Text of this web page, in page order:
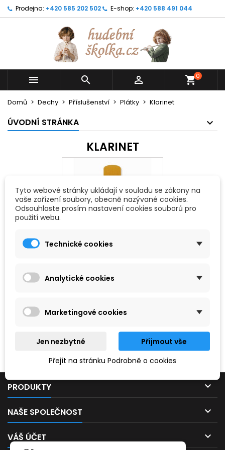
Prodejna: +420 585 202 502 E-shop: +420 588 491 044
   shopping_cart0
Domů Dechy Příslušenství Plátky Klarinet
ÚVODNÍ STRÁNKA
KLARINET
Prosím, zkuste zadat něco jiného.
PRODUKTY 
NAŠE SPOLEČNOST 
VÁŠ ÚČET 
Tyto webové stránky ukládají v souladu se zákony na
vaše zařízení soubory, obecně nazývané cookies.
Odsouhlaste prosím nastavení cookies souborů pro
použití webu.
Technické cookies
Analytické cookies
Marketingové cookies
Jen nezbytné
Přijmout vše
Přejít na stránku Podrobně o cookies